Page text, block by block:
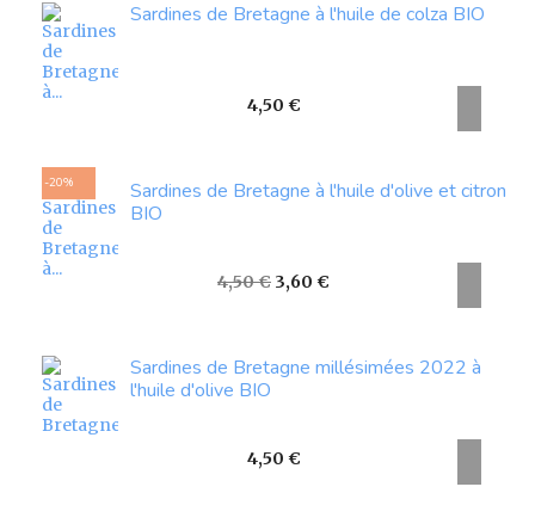
Sardines de Bretagne à l'huile de colza BIO
Prix
4,50 €
-20%
Sardines de Bretagne à l'huile d'olive et citron
BIO
Prix
4,50 € Prix
3,60 €
Sardines de Bretagne millésimées 2022 à
l'huile d'olive BIO
Prix
4,50 €